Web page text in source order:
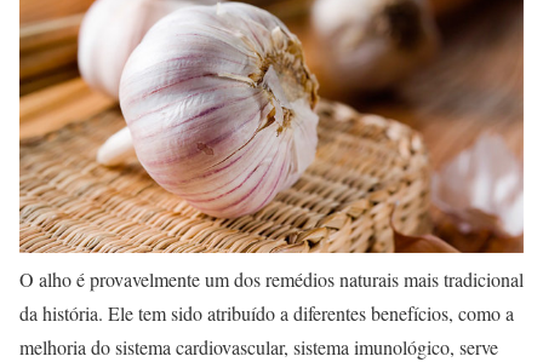
O alho é provavelmente um dos remédios naturais mais tradicional
da história. Ele tem sido atribuído a diferentes benefícios, como a
melhoria do sistema cardiovascular, sistema imunológico, serve